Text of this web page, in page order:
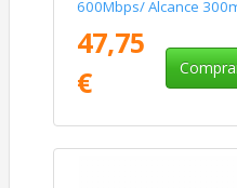
600Mbps/ Alcance
47,75
€